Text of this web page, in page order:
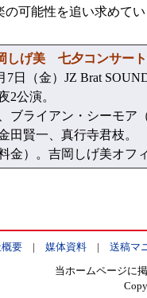
可能性を追い求めてい
しげ美 七夕コンサート
日（金）JZ Brat
2公演。
ライアン・シーモア
田賢一、真行寺君枝。
）。吉岡しげ美オフ
要| 媒体資料| 送稿マ
当ホームページに